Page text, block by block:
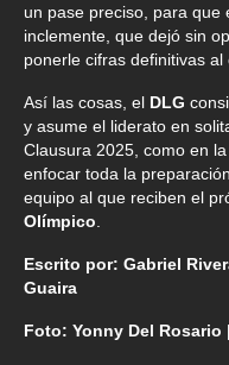
un pase preciso, para que
inclemente, que dejó sin
ponerle cifras definitivas al
Así las cosas, el DLG
y asume el liderato en
Clausura 2025, como en
enfocar toda la
equipo al que reciben el
Olímpico
Escrito por: Gabriel
Guaira
Foto: Yonny Del Rosario